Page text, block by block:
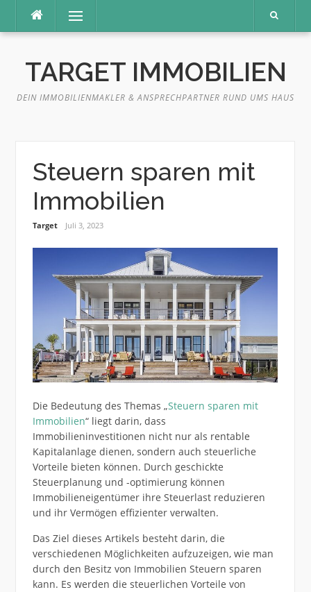
Inhalt
Menü
TARGET IMMOBILIEN
DEIN IMMOBILIENMAKLER & ANSPRECHPARTNER RUND UMS HAUS
Steuern sparen mit
Immobilien
Target Juli 3, 2023
Die Bedeutung des Themas „Steuern sparen mit
Immobilien“ liegt darin, dass
Immobilieninvestitionen nicht nur als rentable
Kapitalanlage dienen, sondern auch steuerliche
Vorteile bieten können. Durch geschickte
Steuerplanung und -optimierung können
Immobilieneigentümer ihre Steuerlast reduzieren
und ihr Vermögen effizienter verwalten.
Das Ziel dieses Artikels besteht darin, die
verschiedenen Möglichkeiten aufzuzeigen, wie man
durch den Besitz von Immobilien Steuern sparen
kann. Es werden die steuerlichen Vorteile von